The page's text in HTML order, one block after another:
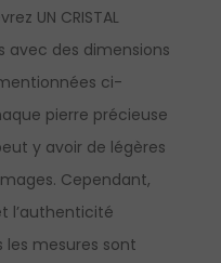
UN CRISTAL
avec des dimensions
ci-
pierre précieuse
y avoir de légères
Cependant,
l’authenticité
mesures sont